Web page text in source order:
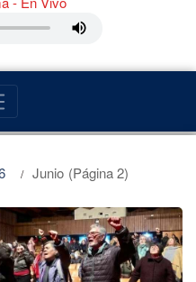
Junio (Página 2)